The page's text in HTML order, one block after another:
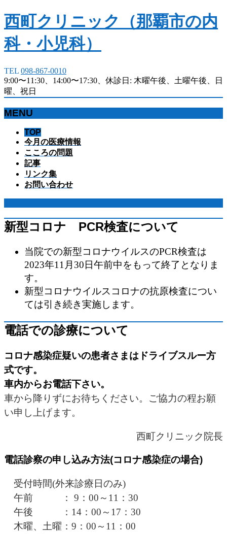
西町クリニック（那覇市の内
科・小児科）
TEL 098-867-0010
9:00〜11:30、14:00〜17:30、休診日: 木曜午後、土曜午後、日
曜、祝日
MENU
す
TOP
今月の医療情報
こころの問題
記事
リンク集
お問い合わせ
新型コロナ PCR検査について
当院での新型コロナウイルスのPCR検査は
2023年11月30日午前中をもって終了となりま
す。
新型コロナウイルスコロナの抗原検査につい
ては引き続き実施します。
電話での診療について
コロナ感染症疑いの患者さまはドライブスルー方
式です。
車内からお電話下さい。
車から降りずにお待ちください。ご協力の程お願
い申し上げます。
西町クリニック院長
電話診察の申し込み方法(コロナ感染症の場合)
受付時間(外来診療日のみ)
午前 ： 9：00～11：30
午後 ：14：00～17：30
木曜、土曜：9：00～11：00